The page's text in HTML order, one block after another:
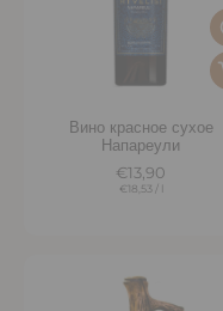
Вино красное сухое
Напареули
€13,90
€18,53/ l